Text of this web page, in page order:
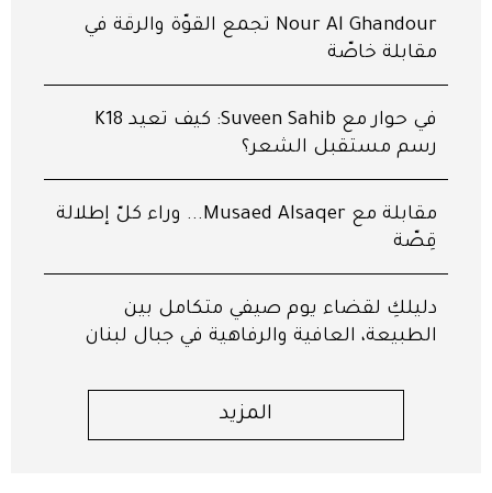
Nour Al Ghandour تجمع القوّة والرقّة في
مقابلة خاصّة
في حوار مع Suveen Sahib: كيف تعيد K18
رسم مستقبل الشعر؟
مقابلة مع Musaed Alsaqer... وراء كلّ إطلالة
قِصّة
دليلكِ لقضاء يوم صيفي متكامل بين
الطبيعة، العافية والرفاهية في جبال لبنان
المزيد